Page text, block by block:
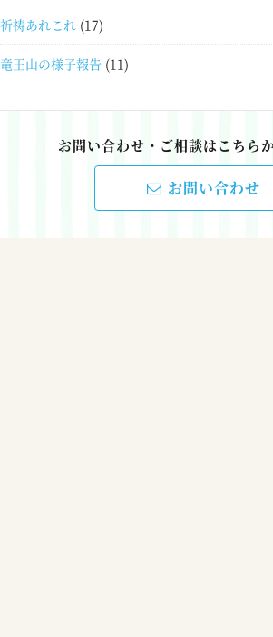
祈祷あれこれ (17)
竜王山の様子報告 (11)
お問い合わせ・ご相談はこちら
お問い合わせ